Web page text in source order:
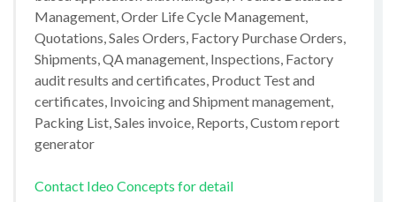
Management, Order Life Cycle Management,
Quotations, Sales Orders, Factory Purchase Orders,
Shipments, QA management, Inspections, Factory
audit results and certificates, Product Test and
certificates, Invoicing and Shipment management,
Packing List, Sales invoice, Reports, Custom report
generator
Contact Ideo Concepts for detail